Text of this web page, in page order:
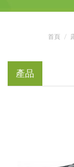
首頁
產品